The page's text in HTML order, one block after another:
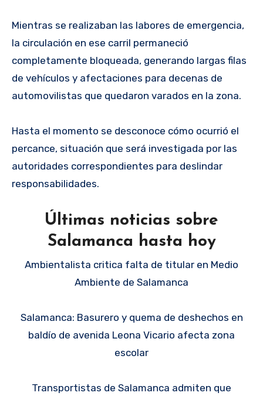
Mientras se realizaban las labores de emergencia,
la circulación en ese carril permaneció
completamente bloqueada, generando largas filas
de vehículos y afectaciones para decenas de
automovilistas que quedaron varados en la zona.
Hasta el momento se desconoce cómo ocurrió el
percance, situación que será investigada por las
autoridades correspondientes para deslindar
responsabilidades.
Últimas noticias sobre
Salamanca hasta hoy
Ambientalista critica falta de titular en Medio
Ambiente de Salamanca
Salamanca: Basurero y quema de deshechos en
baldío de avenida Leona Vicario afecta zona
escolar
Transportistas de Salamanca admiten que